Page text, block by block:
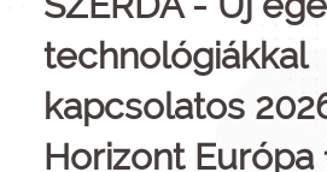
technológiákkal
kapcsolatos
Horizont